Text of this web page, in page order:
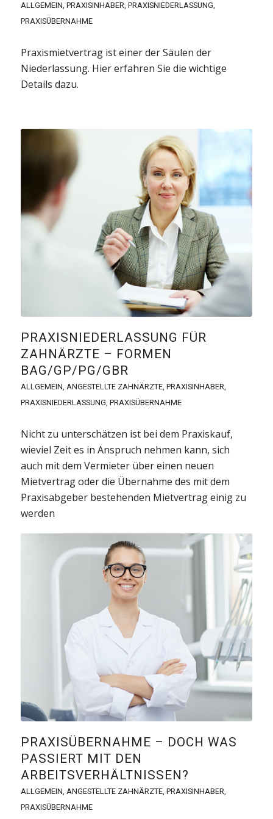
ALLGEMEIN, PRAXISINHABER, PRAXISNIEDERLASSUNG,
PRAXISÜBERNAHME
Praxismietvertrag ist einer der Säulen der
Niederlassung. Hier erfahren Sie die wichtige
Details dazu.
PRAXISNIEDERLASSUNG FÜR
ZAHNÄRZTE – FORMEN
BAG/GP/PG/GBR
ALLGEMEIN ANGESTELLTE ZAHNÄRZTE, PRAXISINHABER
PRAXISNIEDERLASSUNG PRAXISÜBERNAHME
Nicht zu unterschätzen ist bei dem Praxiskauf,
wieviel Zeit es in Anspruch nehmen kann, sich
auch mit dem Vermieter über einen neuen
Mietvertrag oder die Übernahme des mit dem
Praxisabgeber bestehenden Mietvertrag einig zu
werden
PRAXISÜBERNAHME – DOCH WAS
PASSIERT MIT DEN
ARBEITSVERHÄLTNISSEN?
ALLGEMEIN ANGESTELLTE ZAHNÄRZTE, PRAXISINHABER
PRAXISÜBERNAHME